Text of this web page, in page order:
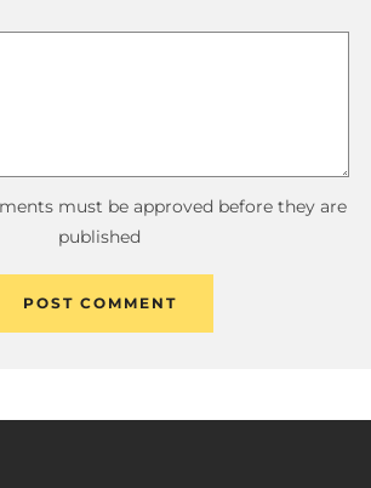
must be approved before they are
published